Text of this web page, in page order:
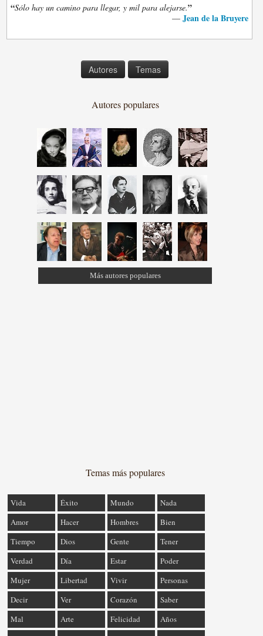
“Sólo hay un camino para llegar, y mil para alejarse.”
— Jean de la Bruyere
Autores Temas
Autores populares
Más autores populares
Temas más populares
Vida Éxito Mundo
Nada
Amor
Hacer Hombres
Bien
Tiempo
Dios Gente
Tener
Verdad
Día Estar
Poder
Mujer
Libertad Vivir
Personas
Decir
Ver Corazón
Saber
Mal
Arte Felicidad
Años